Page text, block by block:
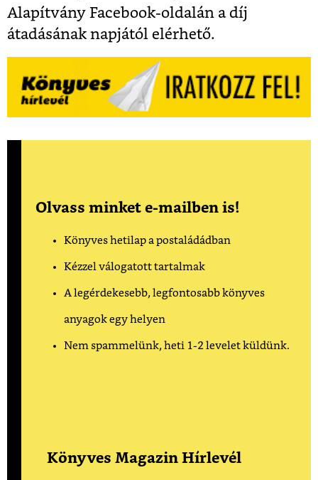
Alapítvány Facebook-oldalán a díj
átadásának napjától elérhető.
Olvass minket e-mailben is!
Könyves hetilap a postaládádban
Kézzel válogatott tartalmak
A legérdekesebb, legfontosabb könyves
anyagok egy helyen
Nem spammelünk, heti 1-2 levelet küldünk.
Könyves Magazin Hírlevél